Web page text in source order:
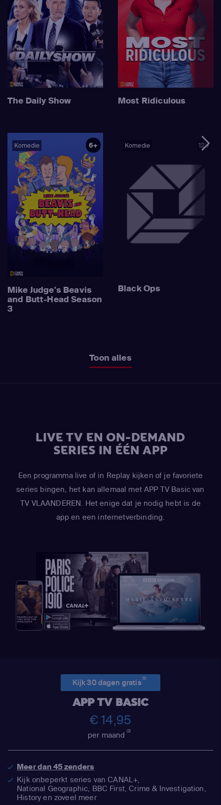
The Daily Show Most Ridiculous
Komedie 6+
Mike Judge's Beavis
and Butt-Head Season
3
Komedie 12+
Black Ops
Toon alles
LIVE TV EN ON-DEMAND
SERIES IN ÉÉN APP
Een programma live of in Replay kijken of je favoriete
series bingen, het kan allemaal met APP TV Basic van
TV VLAANDEREN. Het enige dat je nodig hebt is de
app en een internetverbinding.
Kijk 30 dagen gratis(1)
APP TV BASIC
€ 14,95
per maand(2)
Meer dan 45 zenders
Kijk onbeperkt series van CANAL+,
National Geographic, BBC First, Crime & Investigation,
History en zoveel meer